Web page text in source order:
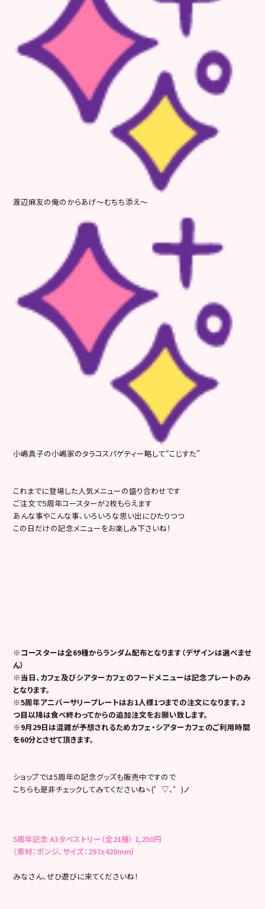
渡辺麻友の俺のからあげ～むちち添え～
小嶋真子の小嶋家のタラコスパゲティー略して“こじすた”
これまでに登場した人気メニューの盛り合わせです
ご注文で5周年コースターが2枚もらえます
あんな事やこんな事、いろいろな思い出にひたりつつ
この日だけの記念メニューをお楽しみ下さいね！
※コースターは全69種からランダム配布となります（デザインは選べませ
ん）
※当日、カフェ及びシアターカフェのフードメニューは記念プレートのみ
となります。
※5周年アニバーサリープレートはお1人様1つまでの注文になります。2
つ目以降は食べ終わってからの追加注文をお願い致します。
※9月29日は混雑が予想されるためカフェ・シアターカフェのご利用時間
を60分とさせて頂きます。
ショップでは5周年の記念グッズも販売中ですので
こちらも是非チェックしてみてくださいねヽ(゜▽、゜)ノ
5周年記念 A3タペストリー（全21種） 1,250円
（素材：ポンジ、サイズ：297x420mm）
みなさん、ぜひ遊びに来てくださいね！